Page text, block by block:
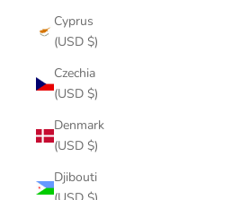
Cyprus
(USD $)
Czechia
(USD $)
Denmark
(USD $)
Djibouti